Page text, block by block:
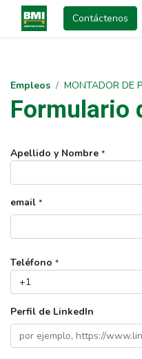
Contáctenos
Empleos MONTADOR DE
Formulario
Apellido y Nombre *
email *
Teléfono *
Perfil de LinkedIn